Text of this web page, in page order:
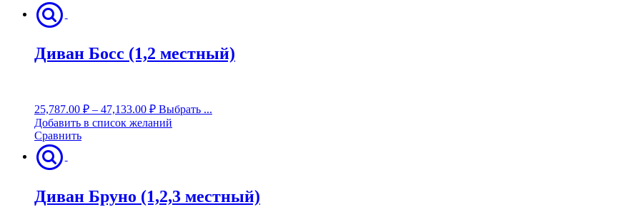
Диван Босс (1,2 местный)
25,787.00 ₽ – 47,133.00 ₽ Выбрать ...
Добавить в список желаний
Сравнить
Диван Бруно (1,2,3 местный)